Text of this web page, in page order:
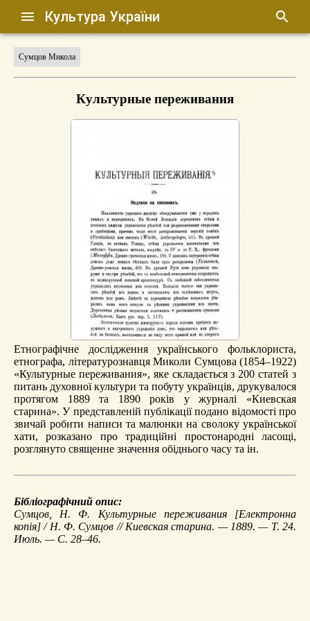
Культура України
Сумцов Микола
Культурные переживания
Етнографічне дослідження українського фольклориста,
етнографа, літературознавця Миколи Сумцова (1854–1922)
«Культурные переживания», яке складається з 200 статей з
питань духовної культури та побуту українців, друкувалося
протягом 1889 та 1890 років у журналі «Киевская
старина». У представленій публікації подано відомості про
звичай робити написи та малюнки на сволоку української
хати, розказано про традиційні простонародні ласощі,
розглянуто священне значення обіднього часу та ін.
Бібліографічний опис:
Сумцов, Н. Ф. Культурные переживания[Електронна
копія] / Н. Ф. Сумцов // Киевская старина. — 1889. — Т. 24.
Июль. — С. 28–46.